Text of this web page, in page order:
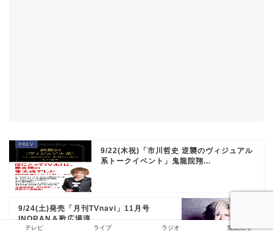
9/22(木祝)「市川哲史 逆襲のヴィジュアル
系トークイベント」鬼龍院翔...
9/24(土)発売「月刊TVnavi」11月号
INORAN＆歌広場淳
テレビ ライブ ラジオ 鬼龍院翔